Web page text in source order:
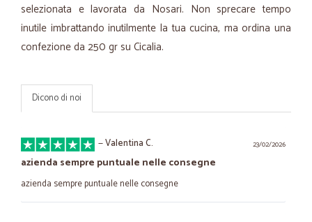
selezionata e lavorata da Nosari. Non sprecare tempo
inutile imbrattando inutilmente la tua cucina, ma ordina una
confezione da 250 gr su Cicalia.
Dicono di noi
23/02/2026
—Valentina C.
azienda sempre puntuale nelle consegne
azienda sempre puntuale nelle consegne